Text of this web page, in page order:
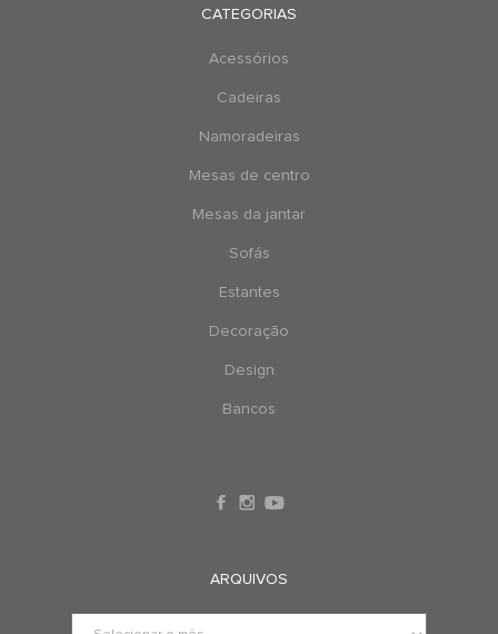
CATEGORIAS
Acessórios
Cadeiras
Namoradeiras
Mesas de centro
Mesas da jantar
Sofás
Estantes
Decoração
Design
Bancos
ARQUIVOS